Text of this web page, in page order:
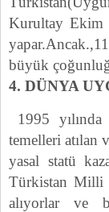
Kurultay Ekim
büyük
4. DÜNYA
1995
temelleri atılan
yasal statü
Türkistan Milli
alıyorlar ve